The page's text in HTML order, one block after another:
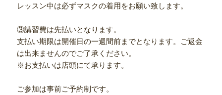
レッスン中は必ずマスクの着用をお願い致します。
③講習費は先払いとなります。
支払い期限は開催日の一週間前までとなります。ご返金
は出来ませんのでご了承ください。
※お支払いは店頭にて承ります。
ご参加は事前ご予約制です。